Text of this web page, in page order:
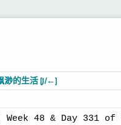
渺的生活 [J/←]
Week 48 & Day 331 of